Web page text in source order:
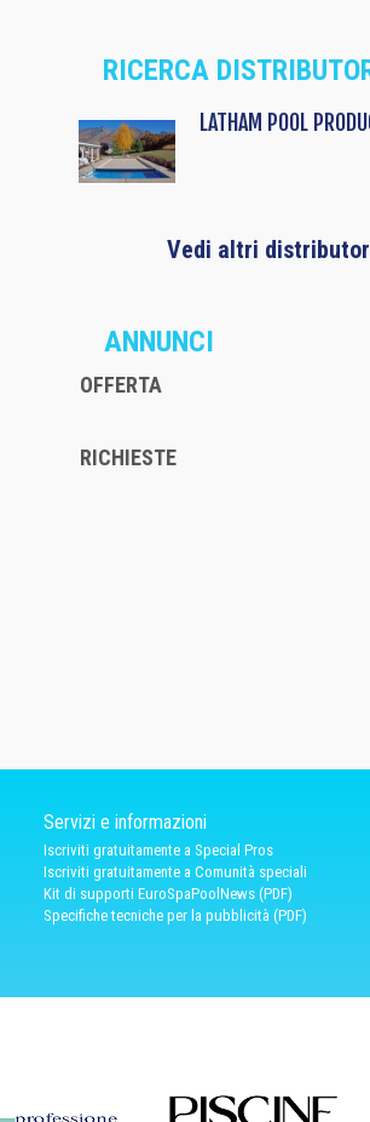
RICERCA
LATHAM POOL
Vedi altri
ANNUNCI
OFFERTA
RICHIESTE
Servizi e informazioni
Iscriviti gratuitamente a Special Pros
Iscriviti gratuitamente a Comunità speciali
Kit di supporti EuroSpaPoolNews (PDF)
Specifiche tecniche per la pubblicità (PDF)